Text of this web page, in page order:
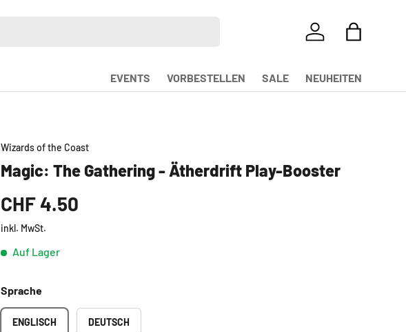
EINLOGGEN
EVENTS VORBESTELLEN SALE NEUHEITEN
Wizards of the Coast
Magic: The Gathering - Ätherdrift Play-Booster
CHF 4.50
inkl. MwSt.
Auf Lager
Sprache
ENGLISCH DEUTSCH